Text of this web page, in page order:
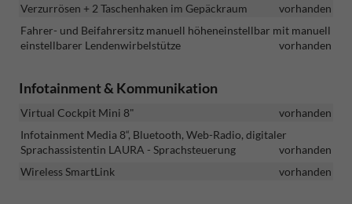
Verzurrösen + 2 Taschenhaken im Gepäckraum
vorhanden
Fahrer- und Beifahrersitz manuell höheneinstellbar mit manuell
einstellbarer Lendenwirbelstütze
vorhanden
Infotainment & Kommunikation
Virtual Cockpit Mini 8"
vorhanden
Infotainment Media 8“, Bluetooth, Web-Radio, digitaler
Sprachassistentin LAURA - Sprachsteuerung
vorhanden
Wireless SmartLink
vorhanden